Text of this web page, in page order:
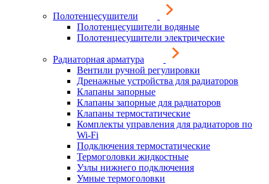
Полотенцесушители
Полотенцесушители водяные
Полотенцесушители электрические
Радиаторная арматура
Вентили ручной регулировки
Дренажные устройства для радиаторов
Клапаны запорные
Клапаны запорные для радиаторов
Клапаны термостатические
Комплекты управления для радиаторов по
Wi-Fi
Подключения термостатические
Термоголовки жидкостные
Узлы нижнего подключения
Умные термоголовки